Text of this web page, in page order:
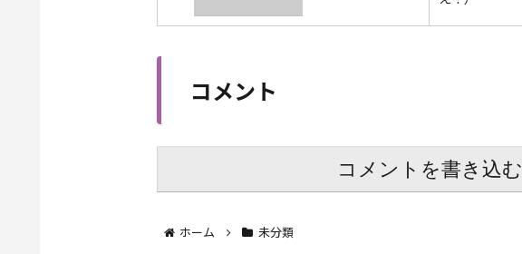
コメント
コメントを書き込む
ホーム 未分類